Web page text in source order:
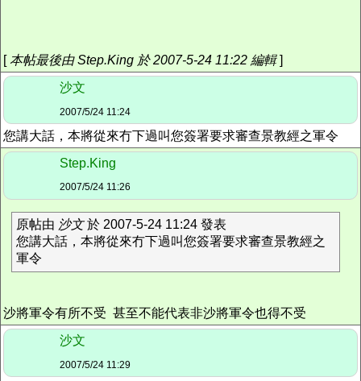
[本帖最後由 Step.King 於 2007-5-24 11:22 編輯]
沙文
2007/5/24 11:24
您講大話，本將從來冇下過叫您簽署要求審查景教經之軍令
Step.King
2007/5/24 11:26
原帖由 沙文於 2007-5-24 11:24 發表
您講大話，本將從來冇下過叫您簽署要求審查景教經之
軍令
沙將軍令有所不受 甚至不能代表非沙將軍令也得不受
沙文
2007/5/24 11:29